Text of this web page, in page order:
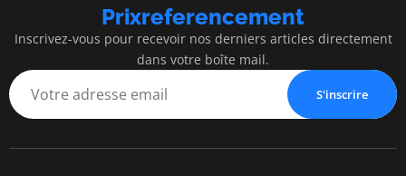
Prixreferencement
Inscrivez-vous pour recevoir nos derniers articles directement
dans votre boîte mail.
S'inscrire